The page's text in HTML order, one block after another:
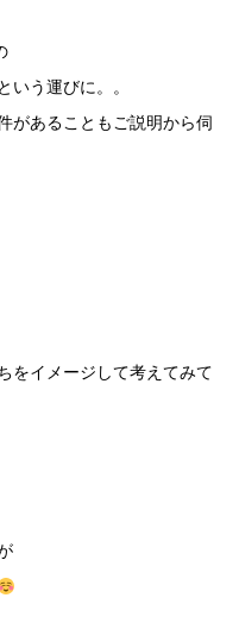
いう運びに。。
があることもご説明から伺
をイメージして考えてみて